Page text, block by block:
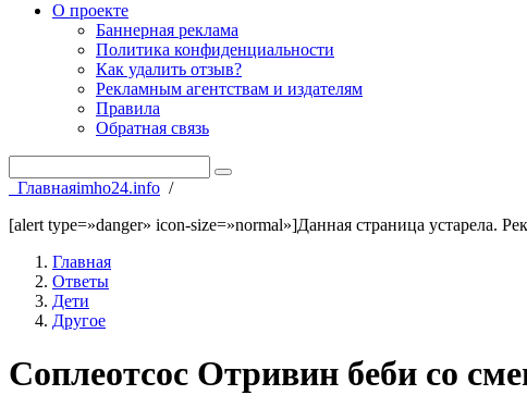
О проекте
Баннерная реклама
Политика конфиденциальности
Как удалить отзыв?
Рекламным агентствам и издателям
Правила
Обратная связь
Главнаяimho24.info /
[alert type=»danger» icon-size=»normal»]Данная страница устарела.
Главная
Ответы
Дети
Другое
Соплеотсос Отривин беби со